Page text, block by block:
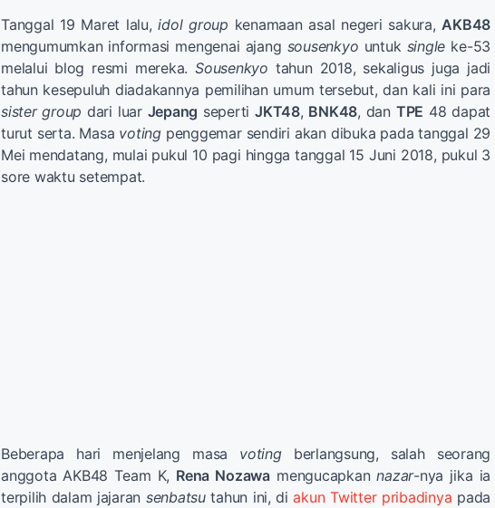
Tanggal 19 Maret lalu,idol group kenamaan asal negeri sakura, AKB48
mengumumkan informasi mengenai ajang sousenkyo untuk single ke-53
melalui blog resmi mereka.Sousenkyo tahun 2018, sekaligus juga jadi
tahun kesepuluh diadakannya pemilihan umum tersebut, dan kali ini para
sister group dari luar Jepang sepertiJKT48, BNK48, dan TPE 48 dapat
turut serta. Masa votingpenggemar sendiri akan dibuka pada tanggal 29
Mei mendatang, mulai pukul 10 pagi hingga tanggal 15 Juni 2018, pukul 3
sore waktu setempat.
Beberapa hari menjelang masa votingberlangsung, salah seorang
anggota AKB48 Team K, Rena Nozawamengucapkannazar-nya jika ia
terpilih dalam jajaran senbatsutahun ini, diakun Twitter pribadinya pada